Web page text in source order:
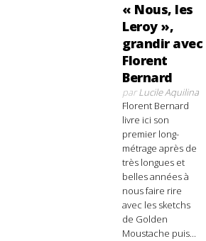
« Nous, les
Leroy »,
grandir avec
Florent
Bernard
parLucile Aquilina
Florent Bernard
livre ici son
premier long-
métrage après de
très longues et
belles années à
nous faire rire
avec les sketchs
de Golden
Moustache puis...